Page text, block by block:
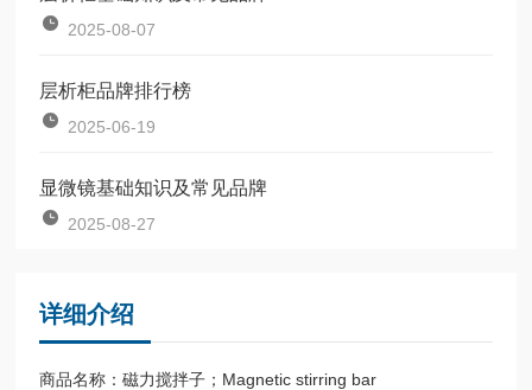
2025-08-07
层析柜品牌排行榜
2025-06-19
显微镜基础知识及常见品牌
2025-08-27
详细介绍
商品名称：磁力搅拌子；Magnetic stirring bar